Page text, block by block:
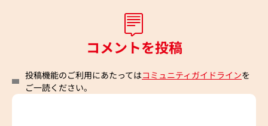
コメントを投稿
投稿機能のご利用にあたってはコミュニティガイドラインを
ご一読ください。